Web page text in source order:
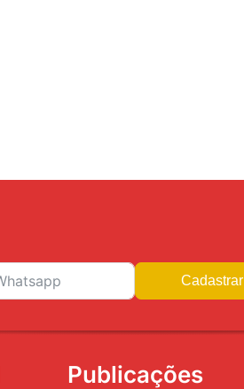
Cadastrar
Publicações